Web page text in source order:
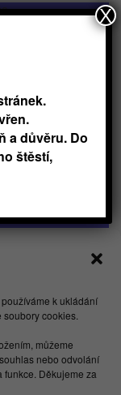
k ukládání
cookies.
můžeme
nebo odvolání
Děkujeme za
7,
a důvěru. Do
štěstí,
X